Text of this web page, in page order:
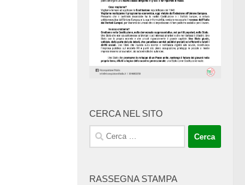
CERCA NEL SITO
Ricerca
per:
RASSEGNA STAMPA